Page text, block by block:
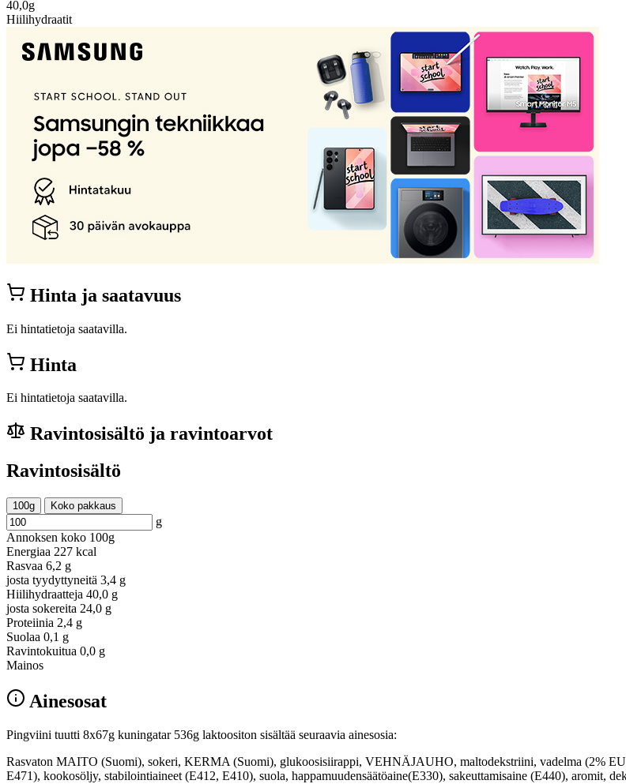
40,0g
Hiilihydraatit
Hinta ja saatavuus
Ei hintatietoja saatavilla.
Hinta
Ei hintatietoja saatavilla.
Ravintosisältö ja ravintoarvot
Ravintosisältö
100g Koko pakkaus
g
Annoksen koko 100g
Energiaa 227 kcal
Rasvaa 6,2 g
josta tyydyttyneitä 3,4 g
Hiilihydraatteja 40,0 g
josta sokereita 24,0 g
Proteiinia 2,4 g
Suolaa 0,1 g
Ravintokuitua 0,0 g
Mainos
Ainesosat
Pingviini tuutti 8x67g kuningatar 536g laktoositon sisältää seuraavia ainesosia:
Rasvaton MAITO (Suomi), sokeri, KERMA (Suomi), glukoosisiirappi, VEHNÄJAUHO, maltodekstriini, vadelma (2%
E471), kookosöljy, stabilointiaineet (E412, E410), suola, happamuudensäätöaine(E330), sakeuttamisaine (E440), aromit,